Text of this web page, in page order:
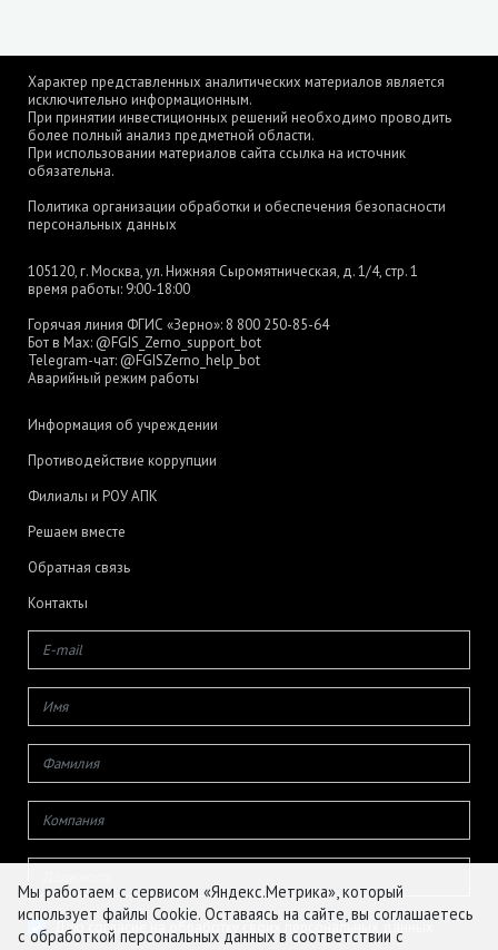
Характер представленных аналитических материалов является
исключительно информационным.
При принятии инвестиционных решений необходимо проводить
более полный анализ предметной области.
При использовании материалов сайта ссылка на источник
обязательна.
Политика организации обработки и обеспечения безопасности
персональных данных
105120, г. Москва, ул. Нижняя Сыромятническая, д. 1/4, стр. 1
время работы: 9:00-18:00
Горячая линия ФГИС «Зерно»: 8 800 250-85-64
Бот в Max: @FGIS_Zerno_support_bot
Telegram-чат: @FGISZerno_help_bot
Аварийный режим работы
Информация об учреждении
Противодействие коррупции
Филиалы и РОУ АПК
Решаем вместе
Обратная связь
Контакты
Даю согласие на обработку своих персональных данных
Мы работаем с сервисом «Яндекс.Метрика», который
использует файлы Cookie. Оставаясь на сайте, вы соглашаетесь
с обработкой персональных данных в соответствии с